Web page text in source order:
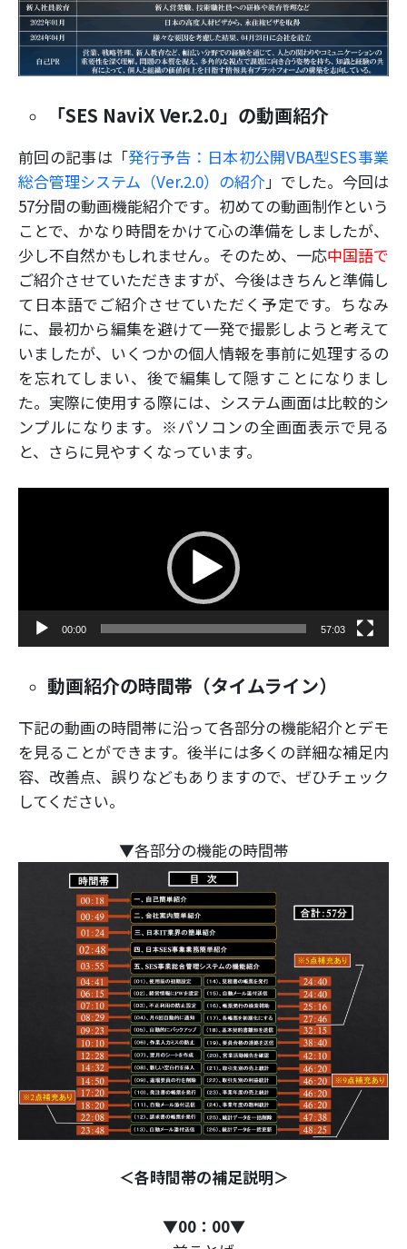
「SES NaviX Ver.2.0」の動画紹介
前回の記事は「発行予告：日本初公開VBA型SES事業
総合管理システム（Ver.2.0）の紹介」でした。今回は
57分間の動画機能紹介です。初めての動画制作という
ことで、かなり時間をかけて心の準備をしましたが、
少し不自然かもしれません。そのため、一応中国語で
ご紹介させていただきますが、今後はきちんと準備し
て日本語でご紹介させていただく予定です。ちなみ
に、最初から編集を避けて一発で撮影しようと考えて
いましたが、いくつかの個人情報を事前に処理するの
を忘れてしまい、後で編集して隠すことになりまし
た。実際に使用する際には、システム画面は比較的シ
ンプルになります。※パソコンの全画面表示で見る
と、さらに見やすくなっています。
ヤ
00:00 57:03
動画紹介の時間帯（タイムライン）
下記の動画の時間帯に沿って各部分の機能紹介とデモ
を見ることができます。後半には多くの詳細な補足内
容、改善点、誤りなどもありますので、ぜひチェック
してください。
▼各部分の機能の時間帯
＜各時間帯の補足説明＞
▼00：00▼